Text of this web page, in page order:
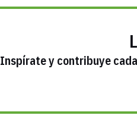
Inspírate y contribuye